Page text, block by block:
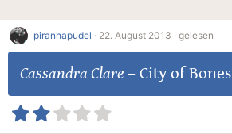
piranhapudel · 22. August 2013 · gelesen
Cassandra Clare– City of Bones